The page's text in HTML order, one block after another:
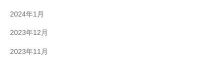
2024年1月
2023年12月
2023年11月